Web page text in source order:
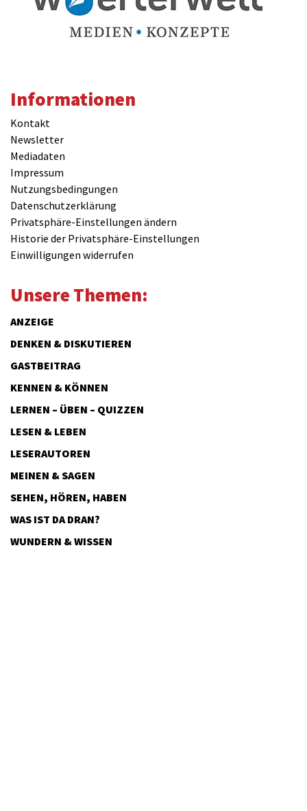
Informationen
Kontakt
Newsletter
Mediadaten
Impressum
Nutzungsbedingungen
Datenschutzerklärung
Privatsphäre-Einstellungen ändern
Historie der Privatsphäre-Einstellungen
Einwilligungen widerrufen
Unsere Themen:
ANZEIGE
DENKEN & DISKUTIEREN
GASTBEITRAG
KENNEN & KÖNNEN
LERNEN – ÜBEN – QUIZZEN
LESEN & LEBEN
LESERAUTOREN
MEINEN & SAGEN
SEHEN, HÖREN, HABEN
WAS IST DA DRAN?
WUNDERN & WISSEN